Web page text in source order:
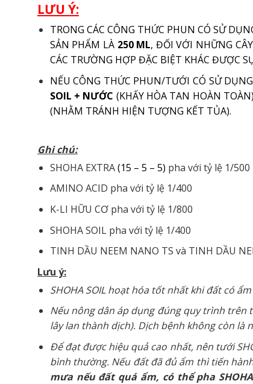
LƯU Ý:
TRONG CÁC CÔNG THỨC PHUN CÓ SỬ
SẢN PHẨM LÀ 250 ML, ĐỐI VỚI NHỮNG
CÁC TRƯỜNG HỢP ĐẶC BIỆT KHÁC ĐƯỢC
NẾU CÔNG THỨC PHUN/TƯỚI CÓ SỬ
SOIL + NƯỚC (KHẤY HÒA TAN HOÀN
(NHẰM TRÁNH HIỆN TƯỢNG KẾT TỦA).
Ghi chú:
SHOHA EXTRA(15 – 5 – 5) pha với tỷ lệ 1/500
AMINO ACID pha với tỷ lệ 1/400
K-LI HỮU CƠ pha với tỷ lệ 1/800
SHOHA SOIL pha với tỷ lệ 1/400
TINH DẦU NEEM NANO TS và TINH DẦU
Lưu ý:
SHOHA SOIL hoạt hóa tốt nhất khi đất có
Nếu nông dân áp dụng đúng quy trình trên
lây lan thành dịch). Dịch bệnh không còn là
Để đạt được hiệu quả cao nhất, nên tưới
bình thường. Nếu đất đã đủ ẩm thì tiến
mưa nếu đất quá ẩm, có thể pha